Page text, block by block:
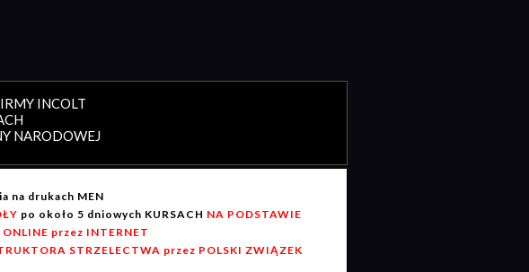
INCOLT
NARODOWEJ
na drukach MEN
po około 5 dniowych KURSACH NA PODSTAWIE
przez INTERNET
STRZELECTWA przez POLSKI ZWIĄZEK